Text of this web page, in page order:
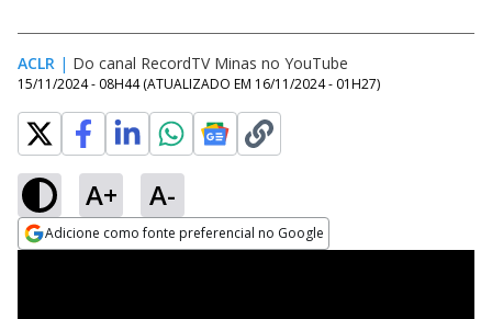
ACLR | Do canal RecordTV Minas no YouTube
15/11/2024 - 08H44 (ATUALIZADO EM 16/11/2024 - 01H27)
A+ A-
Adicione como fonte preferencial no Google